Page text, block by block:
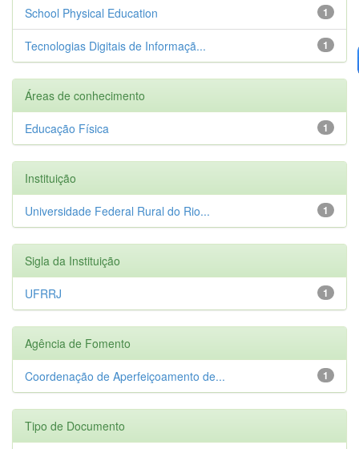
1
School Physical Education
1
Tecnologias Digitais de Informaçã...
Áreas de conhecimento
1
Educação Física
Instituição
1
Universidade Federal Rural do Rio...
Sigla da Instituição
1
UFRRJ
Agência de Fomento
1
Coordenação de Aperfeiçoamento de...
Tipo de Documento